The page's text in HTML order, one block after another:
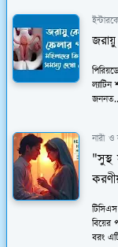
নারী ও
বিয়ের
বরং